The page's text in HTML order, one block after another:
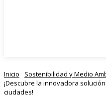
Inicio Sostenibilidad y Medio
¡Descubre la innovadora
ciudades!